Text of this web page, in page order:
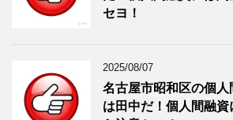
セヨ！
2025/08/07
名古屋市昭和区の個人
は田中だ！個人間融